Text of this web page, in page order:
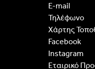
E-mail
Τηλέφωνο
Χάρτης
Facebook
Instagram
Εταιρικό